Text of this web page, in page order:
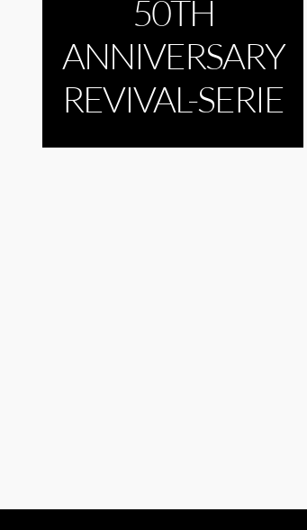
50TH
ANNIVERSARY
REVIVAL-SERIE